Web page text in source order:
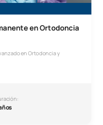
en Ortodoncia
en Ortodoncia y